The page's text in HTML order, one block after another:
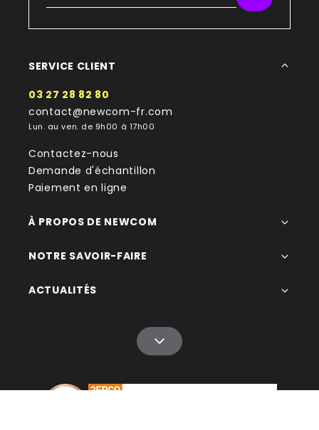
SERVICE CLIENT
03 27 28 82 80
contact@newcom-fr.com
Lun. au ven. de 9h00 à 17h00
Contactez-nous
Demande d'échantillon
Paiement en ligne
À PROPOS DE NEWCOM
NOTRE SAVOIR-FAIRE
ACTUALITÉS